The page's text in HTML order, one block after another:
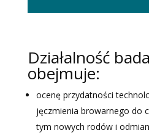
Działalność
obejmuje:
ocenę przydatności
jęczmienia browarnego do
tym nowych rodów i